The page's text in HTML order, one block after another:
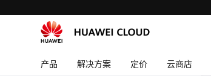
产品 解决方案 定价 云商店
座席班组:agentgroup